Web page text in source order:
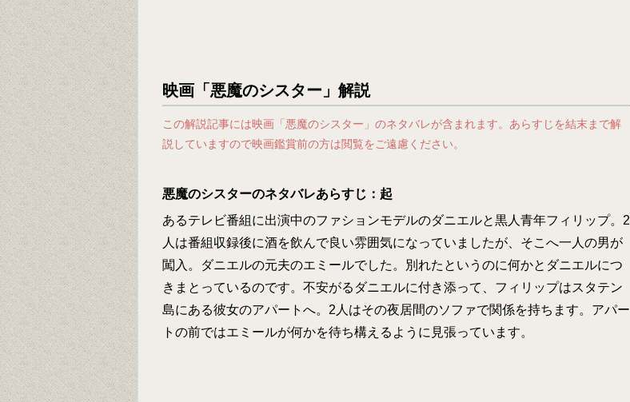
映画「悪魔のシスター」解説
この解説記事には映画「悪魔のシスター」のネタバレが含まれます。あらすじを結末まで解
説していますので映画鑑賞前の方は閲覧をご遠慮ください。
悪魔のシスターのネタバレあらすじ：起
あるテレビ番組に出演中のファションモデルのダニエルと黒人青年フィリップ。2
人は番組収録後に酒を飲んで良い雰囲気になっていましたが、そこへ一人の男が
闖入。ダニエルの元夫のエミールでした。別れたというのに何かとダニエルにつ
きまとっているのです。不安がるダニエルに付き添って、フィリップはスタテン
島にある彼女のアパートへ。2人はその夜居間のソファで関係を持ちます。アパー
トの前ではエミールが何かを待ち構えるように見張っています。